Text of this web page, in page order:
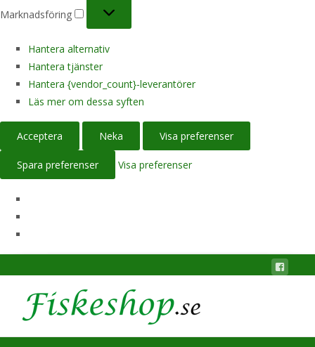
Marknadsföring
Hantera alternativ
Hantera tjänster
Hantera {vendor_count}-leverantörer
Läs mer om dessa syften
Acceptera Neka Visa preferenser
Spara preferenser Visa preferenser